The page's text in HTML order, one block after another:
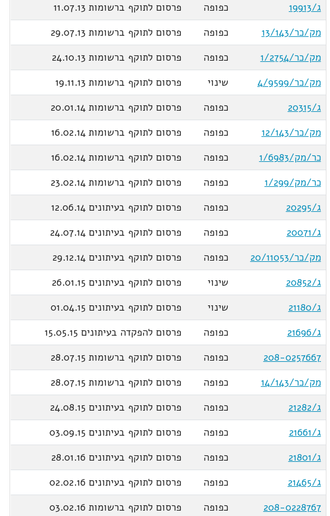
ג/19913
כפופה
פרסום לתוקף ברשומות 11.07.13
מק/כר/13/143
כפופה
פרסום לתוקף ברשומות 29.07.13
מק/כר/1/2754
כפופה
פרסום לתוקף ברשומות 24.10.13
מק/כר/4/9599
שינוי
פרסום לתוקף ברשומות 19.11.13
ג/20315
כפופה
פרסום לתוקף ברשומות 20.01.14
מק/כר/12/143
כפופה
פרסום לתוקף ברשומות 16.02.14
כר/מק/1/6983
כפופה
פרסום לתוקף ברשומות 16.02.14
כר/מק/1/299
כפופה
פרסום לתוקף ברשומות 23.02.14
ג/20295
כפופה
פרסום לתוקף בעיתונים 12.06.14
ג/20071
כפופה
פרסום לתוקף בעיתונים 24.07.14
מק/כר/20/11053
כפופה
פרסום לתוקף בעיתונים 29.12.14
ג/20852
שינוי
פרסום לתוקף בעיתונים 26.01.15
ג/21180
שינוי
פרסום לתוקף בעיתונים 01.04.15
ג/21696
כפופה
פרסום להפקדה בעיתונים 15.05.15
208-0257667
כפופה
פרסום לתוקף ברשומות 28.07.15
מק/כר/14/143
כפופה
פרסום לתוקף ברשומות 28.07.15
ג/21282
כפופה
פרסום לתוקף בעיתונים 24.08.15
ג/21661
כפופה
פרסום לתוקף בעיתונים 03.09.15
ג/21801
כפופה
פרסום לתוקף בעיתונים 28.01.16
ג/21465
כפופה
פרסום לתוקף בעיתונים 02.02.16
208-0228767
כפופה
פרסום לתוקף ברשומות 03.02.16